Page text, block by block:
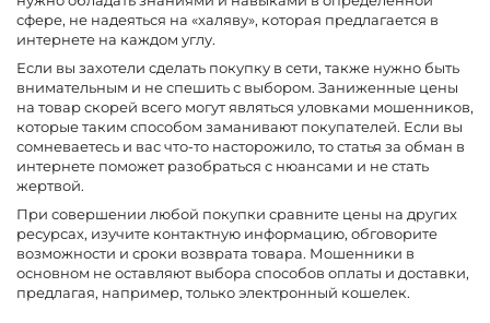
сфере, не надеяться на «халяву», которая предлагается в
интернете на каждом углу.
Если вы захотели сделать покупку в сети, также нужно быть
внимательным и не спешить с выбором. Заниженные цены
на товар скорей всего могут являться уловками мошенников,
которые таким способом заманивают покупателей. Если вы
сомневаетесь и вас что-то насторожило, то статья за обман в
интернете поможет разобраться с нюансами и не стать
жертвой.
При совершении любой покупки сравните цены на других
ресурсах, изучите контактную информацию, обговорите
возможности и сроки возврата товара. Мошенники в
основном не оставляют выбора способов оплаты и доставки,
предлагая, например, только электронный кошелек.